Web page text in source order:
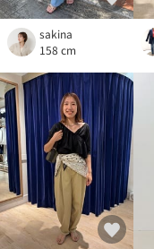
sakina
158 cm